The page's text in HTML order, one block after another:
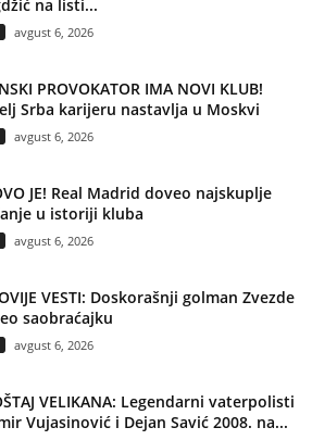
na listi...
avgust 6, 2026
PROVOKATOR IMA NOVI KLUB!
Srba karijeru nastavlja u Moskvi
avgust 6, 2026
JE! Real Madrid doveo najskuplje
u istoriji kluba
avgust 6, 2026
VESTI: Doskorašnji golman Zvezde
saobraćajku
avgust 6, 2026
VELIKANA: Legendarni vaterpolisti
Vujasinović i Dejan Savić 2008. na...